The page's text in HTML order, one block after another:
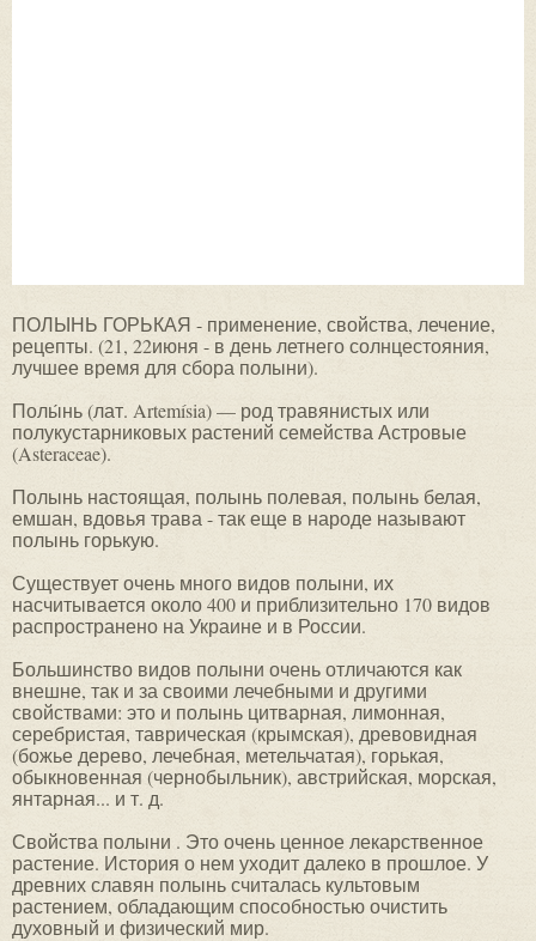
ПОЛЫНЬ ГОРЬКАЯ - применение, свойства, лечение,
рецепты. (21, 22июня - в день летнего солнцестояния,
лучшее время для сбора полыни).
Полы́нь (лат. Artemísia) — род травянистых или
полукустарниковых растений семейства Астровые
(Asteraceae).
Полынь настоящая, полынь полевая, полынь белая,
емшан, вдовья трава - так еще в народе называют
полынь горькую.
Существует очень много видов полыни, их
насчитывается около 400 и приблизительно 170 видов
распространено на Украине и в России.
Большинство видов полыни очень отличаются как
внешне, так и за своими лечебными и другими
свойствами: это и полынь цитварная, лимонная,
серебристая, таврическая (крымская), древовидная
(божье дерево, лечебная, метельчатая), горькая,
обыкновенная (чернобыльник), австрийская, морская,
янтарная... и т. д.
Свойства полыни . Это очень ценное лекарственное
растение. История о нем уходит далеко в прошлое. У
древних славян полынь считалась культовым
растением, обладающим способностью очистить
духовный и физический мир.